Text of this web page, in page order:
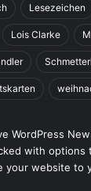
Lesezeichen
Lois Clarke
WordPress
with options
your website to